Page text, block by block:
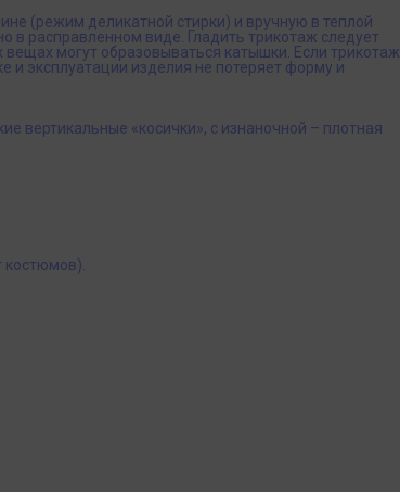
(режим деликатной стирки) и вручную в теплой
в расправленном виде. Гладить трикотаж следует
могут образовываться катышки. Если трикотаж
и эксплуатации изделия не потеряет форму и
вертикальные «косички», с изнаночной – плотная
костюмов).